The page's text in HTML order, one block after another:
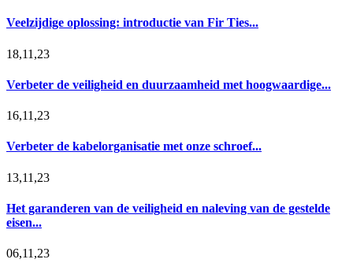
Veelzijdige oplossing: introductie van Fir Ties...
18,11,23
Verbeter de veiligheid en duurzaamheid met hoogwaardige...
16,11,23
Verbeter de kabelorganisatie met onze schroef...
13,11,23
Het garanderen van de veiligheid en naleving van de gestelde
eisen...
06,11,23